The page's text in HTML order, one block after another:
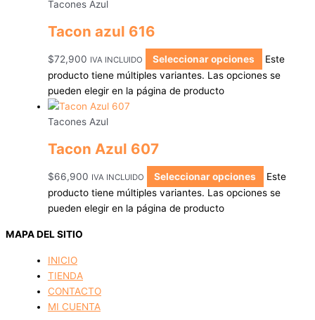
Tacones Azul
Tacon azul 616
$72,900 IVA INCLUIDO Seleccionar opciones
Este
producto tiene múltiples variantes. Las opciones se
pueden elegir en la página de producto
Tacones Azul
Tacon Azul 607
$66,900 IVA INCLUIDO Seleccionar opciones
Este
producto tiene múltiples variantes. Las opciones se
pueden elegir en la página de producto
MAPA DEL SITIO
INICIO
TIENDA
CONTACTO
MI CUENTA